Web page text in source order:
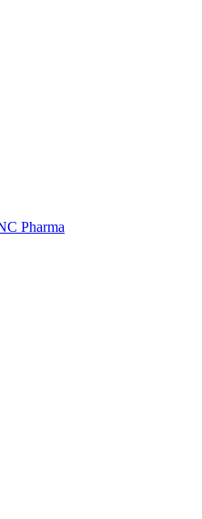
Pharma